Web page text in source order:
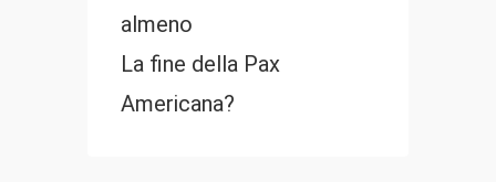
almeno
La fine della Pax
Americana?